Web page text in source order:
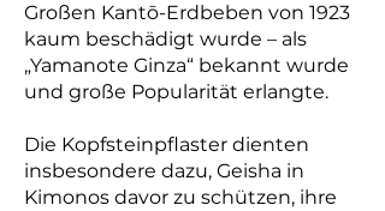
Großen Kantō-Erdbeben von 1923
kaum beschädigt wurde – als
„Yamanote Ginza“ bekannt wurde
und große Popularität erlangte.
Die Kopfsteinpflaster dienten
insbesondere dazu, Geisha in
Kimonos davor zu schützen, ihre